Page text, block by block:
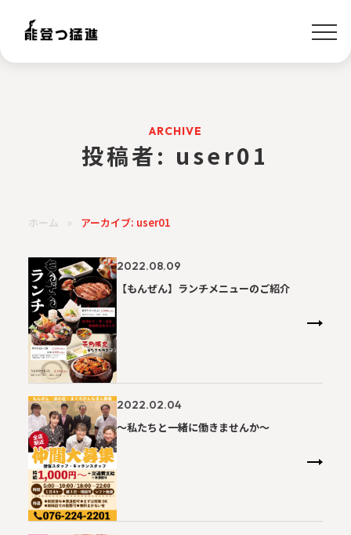
ARCHIVE
投稿者: user01
ホーム » アーカイブ: user01
2022.08.09
【もんぜん】ランチメニューのご紹介
2022.02.04
～私たちと一緒に働きませんか～